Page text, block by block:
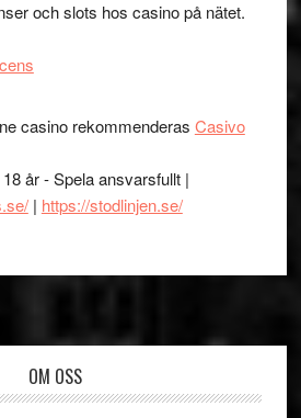
och slots hos casino på nätet.
casino rekommenderas Casivo
år - Spela ansvarsfullt |
| https://stodlinjen.se/
OM OSS